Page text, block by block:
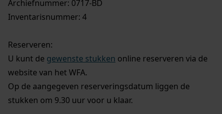
Archiefnummer: 0717-BD
Inventarisnummer: 4
Reserveren:
U kunt de gewenste stukken online reserveren via de
website van het WFA.
Op de aangegeven reserveringsdatum liggen de
stukken om 9.30 uur voor u klaar.